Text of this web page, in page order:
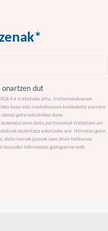
dut
k tratatuko ditu, tratamenduaren
kexa edo iradokizunen kudeaketa aurrera
gero eskubidea duzu
zure datu pertsonalak tratatzen ari
zuzentzea eskatzeko ere. Horretaz gain,
datu horiek jasoak izan ziren helburua
buruzko informazio gehigarria web